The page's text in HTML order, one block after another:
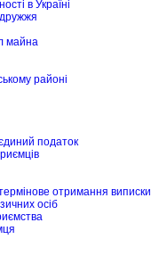
в Україні
майна
районі
податок
отримання виписки
осіб